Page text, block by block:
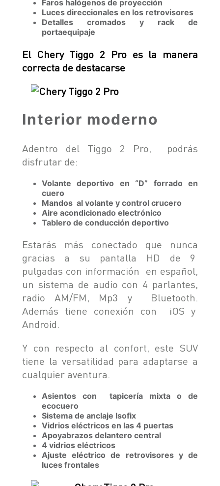
Faros halógenos de proyección
Luces direccionales en los retrovisores
Detalles cromados y rack de
portaequipaje
El Chery Tiggo 2 Pro es la manera
correcta de destacarse
Interior moderno
Adentro del Tiggo 2 Pro, podrás
disfrutar de:
Volante deportivo en “D” forrado en
cuero
Mandos al volante y control crucero
Aire acondicionado electrónico
Tablero de conducción deportivo
Estarás más conectado que nunca
gracias a su pantalla HD de 9
pulgadas con información en español,
un sistema de audio con 4 parlantes,
radio AM/FM, Mp3 y Bluetooth.
Además tiene conexión con iOS y
Android.
Y con respecto al confort, este SUV
tiene la versatilidad para adaptarse a
cualquier aventura.
Asientos con tapicería mixta o de
ecocuero
Sistema de anclaje Isofix
Vidrios eléctricos en las 4 puertas
Apoyabrazos delantero central
4 vidrios eléctricos
Ajuste eléctrico de retrovisores y de
luces frontales